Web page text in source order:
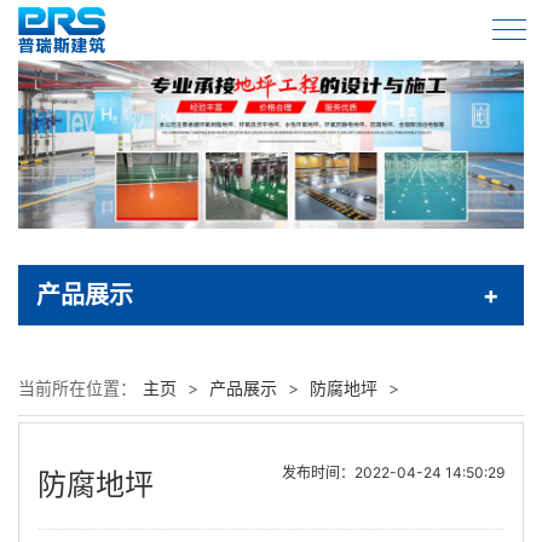
产品展示
当前所在位置： 主页 > 产品展示 > 防腐地坪 >
防腐地坪 发布时间：2022-04-24 14:50:29